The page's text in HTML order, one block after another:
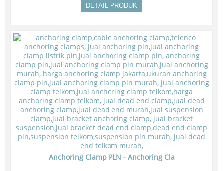
DETAIL PRODUK
Anchoring Clamp PLN - Anchoring Cla